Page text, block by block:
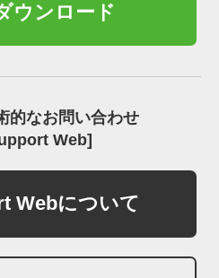
ウンロード
的なお問い合わせ
Web]
Webについて